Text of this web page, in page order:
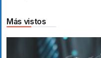
Más vistos